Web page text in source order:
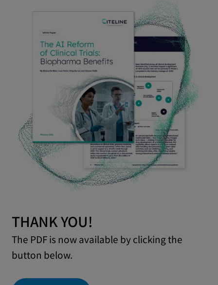
THANK YOU!
The PDF is now available by clicking the
button below.